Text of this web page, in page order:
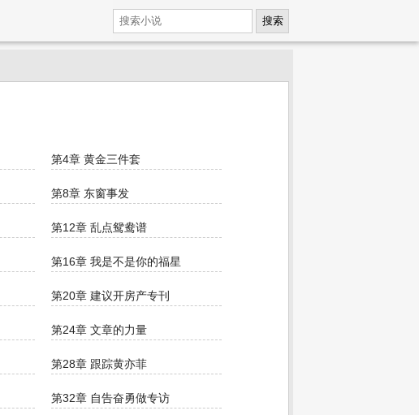
搜索
第4章 黄金三件套
第8章 东窗事发
第12章 乱点鸳鸯谱
第16章 我是不是你的福星
第20章 建议开房产专刊
第24章 文章的力量
第28章 跟踪黄亦菲
第32章 自告奋勇做专访